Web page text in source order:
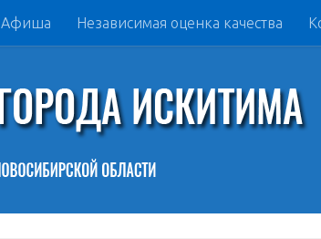
Афиша Независимая оценка качества